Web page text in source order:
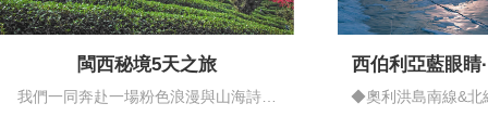
閩西秘境5天之旅
我們一同奔赴一場粉色浪漫與山海詩意
西伯利亞藍眼睛
情藍
◆奧利洪島南線&北